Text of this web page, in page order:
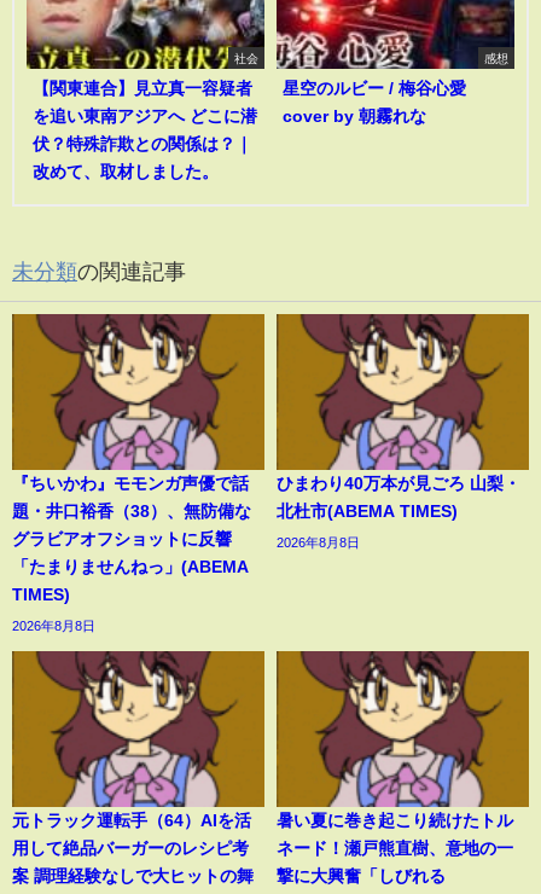
社会
【関東連合】見立真一容疑者
を追い東南アジアへ どこに潜
伏？特殊詐欺との関係は？｜
改めて、取材しました。
感想
星空のルビー / 梅谷心愛
cover by 朝霧れな
未分類の関連記事
『ちいかわ』モモンガ声優で話
題・井口裕香（38）、無防備な
グラビアオフショットに反響
「たまりませんねっ」(ABEMA
TIMES)
2026年8月8日
ひまわり40万本が見ごろ 山梨・
北杜市(ABEMA TIMES)
2026年8月8日
元トラック運転手（64）AIを活
用して絶品バーガーのレシピ考
案 調理経験なしで大ヒットの舞
暑い夏に巻き起こり続けたトル
ネード！瀬戸熊直樹、意地の一
撃に大興奮「しびれる